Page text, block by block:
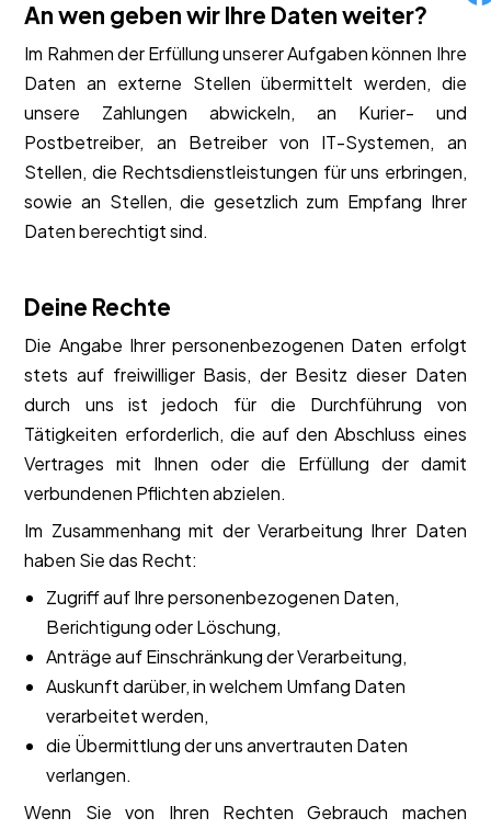
An wen geben wir Ihre Daten weiter?
Im Rahmen der Erfüllung unserer Aufgaben können Ihre
Daten an externe Stellen übermittelt werden, die
unsere Zahlungen abwickeln, an Kurier- und
Postbetreiber, an Betreiber von IT-Systemen, an
Stellen, die Rechtsdienstleistungen für uns erbringen,
sowie an Stellen, die gesetzlich zum Empfang Ihrer
Daten berechtigt sind.
Deine Rechte
Die Angabe Ihrer personenbezogenen Daten erfolgt
stets auf freiwilliger Basis, der Besitz dieser Daten
durch uns ist jedoch für die Durchführung von
Tätigkeiten erforderlich, die auf den Abschluss eines
Vertrages mit Ihnen oder die Erfüllung der damit
verbundenen Pflichten abzielen.
Im Zusammenhang mit der Verarbeitung Ihrer Daten
haben Sie das Recht:
Zugriff auf Ihre personenbezogenen Daten,
Berichtigung oder Löschung,
Anträge auf Einschränkung der Verarbeitung,
Auskunft darüber, in welchem ​​Umfang Daten
verarbeitet werden,
die Übermittlung der uns anvertrauten Daten
verlangen.
Wenn Sie von Ihren Rechten Gebrauch machen